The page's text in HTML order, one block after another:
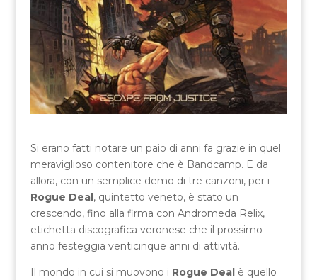
Si erano fatti notare un paio di anni fa grazie in quel
meraviglioso contenitore che è Bandcamp. E da
allora, con un semplice demo di tre canzoni, per i
Rogue Deal, quintetto veneto, è stato un
crescendo, fino alla firma con Andromeda Relix,
etichetta discografica veronese che il prossimo
anno festeggia venticinque anni di attività.
Il mondo in cui si muovono i Rogue Dealè quello